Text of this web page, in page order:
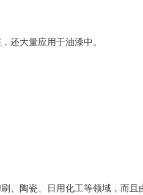
还大量应用于油漆中。
陶瓷、日用化工等领域，而且